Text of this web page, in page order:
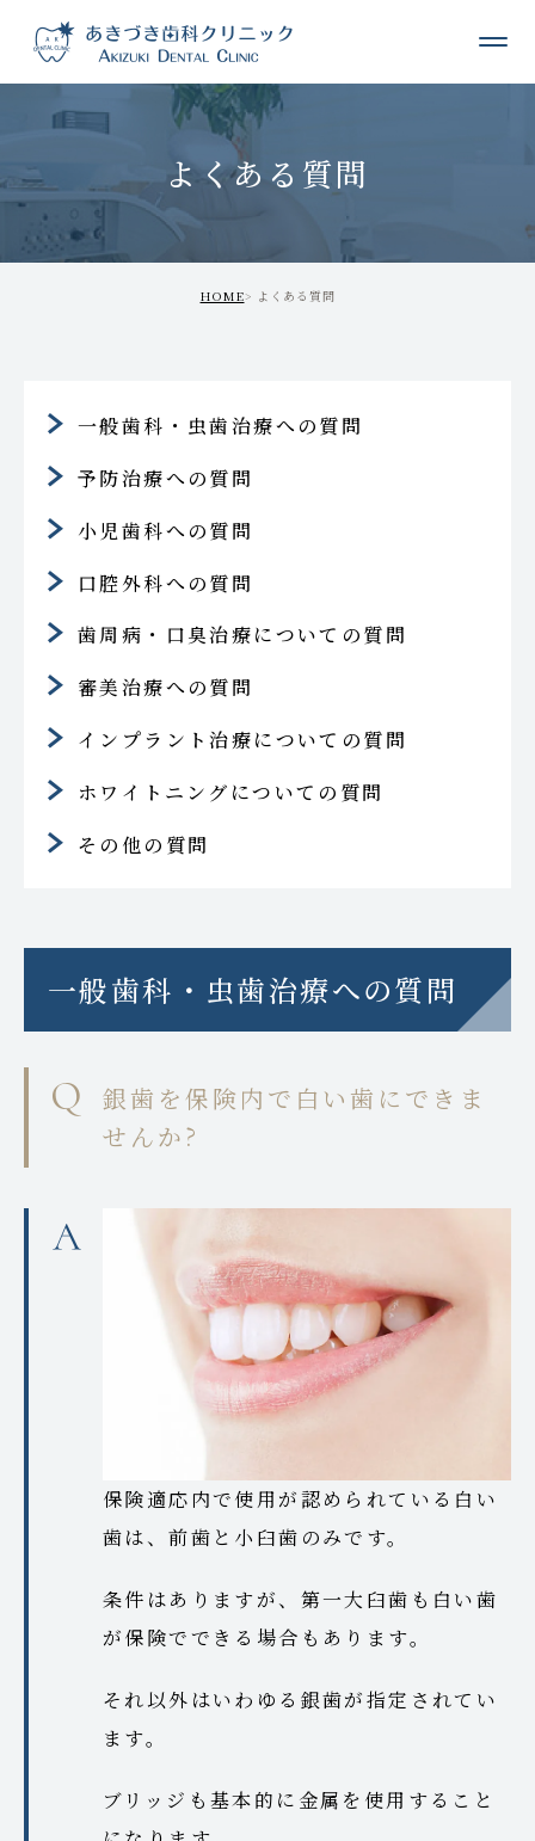
よくある質問
HOME よくある質問
一般歯科・虫歯治療への質問
予防治療への質問
小児歯科への質問
口腔外科への質問
歯周病・口臭治療についての質問
審美治療への質問
インプラント治療についての質問
ホワイトニングについての質問
その他の質問
一般歯科・虫歯治療への質問
銀歯を保険内で白い歯にできま
せんか?
保険適応内で使用が認められている白い
歯は、前歯と小臼歯のみです。
条件はありますが、第一大臼歯も白い歯
が保険でできる場合もあります。
それ以外はいわゆる銀歯が指定されてい
ます。
ブリッジも基本的に金属を使用すること